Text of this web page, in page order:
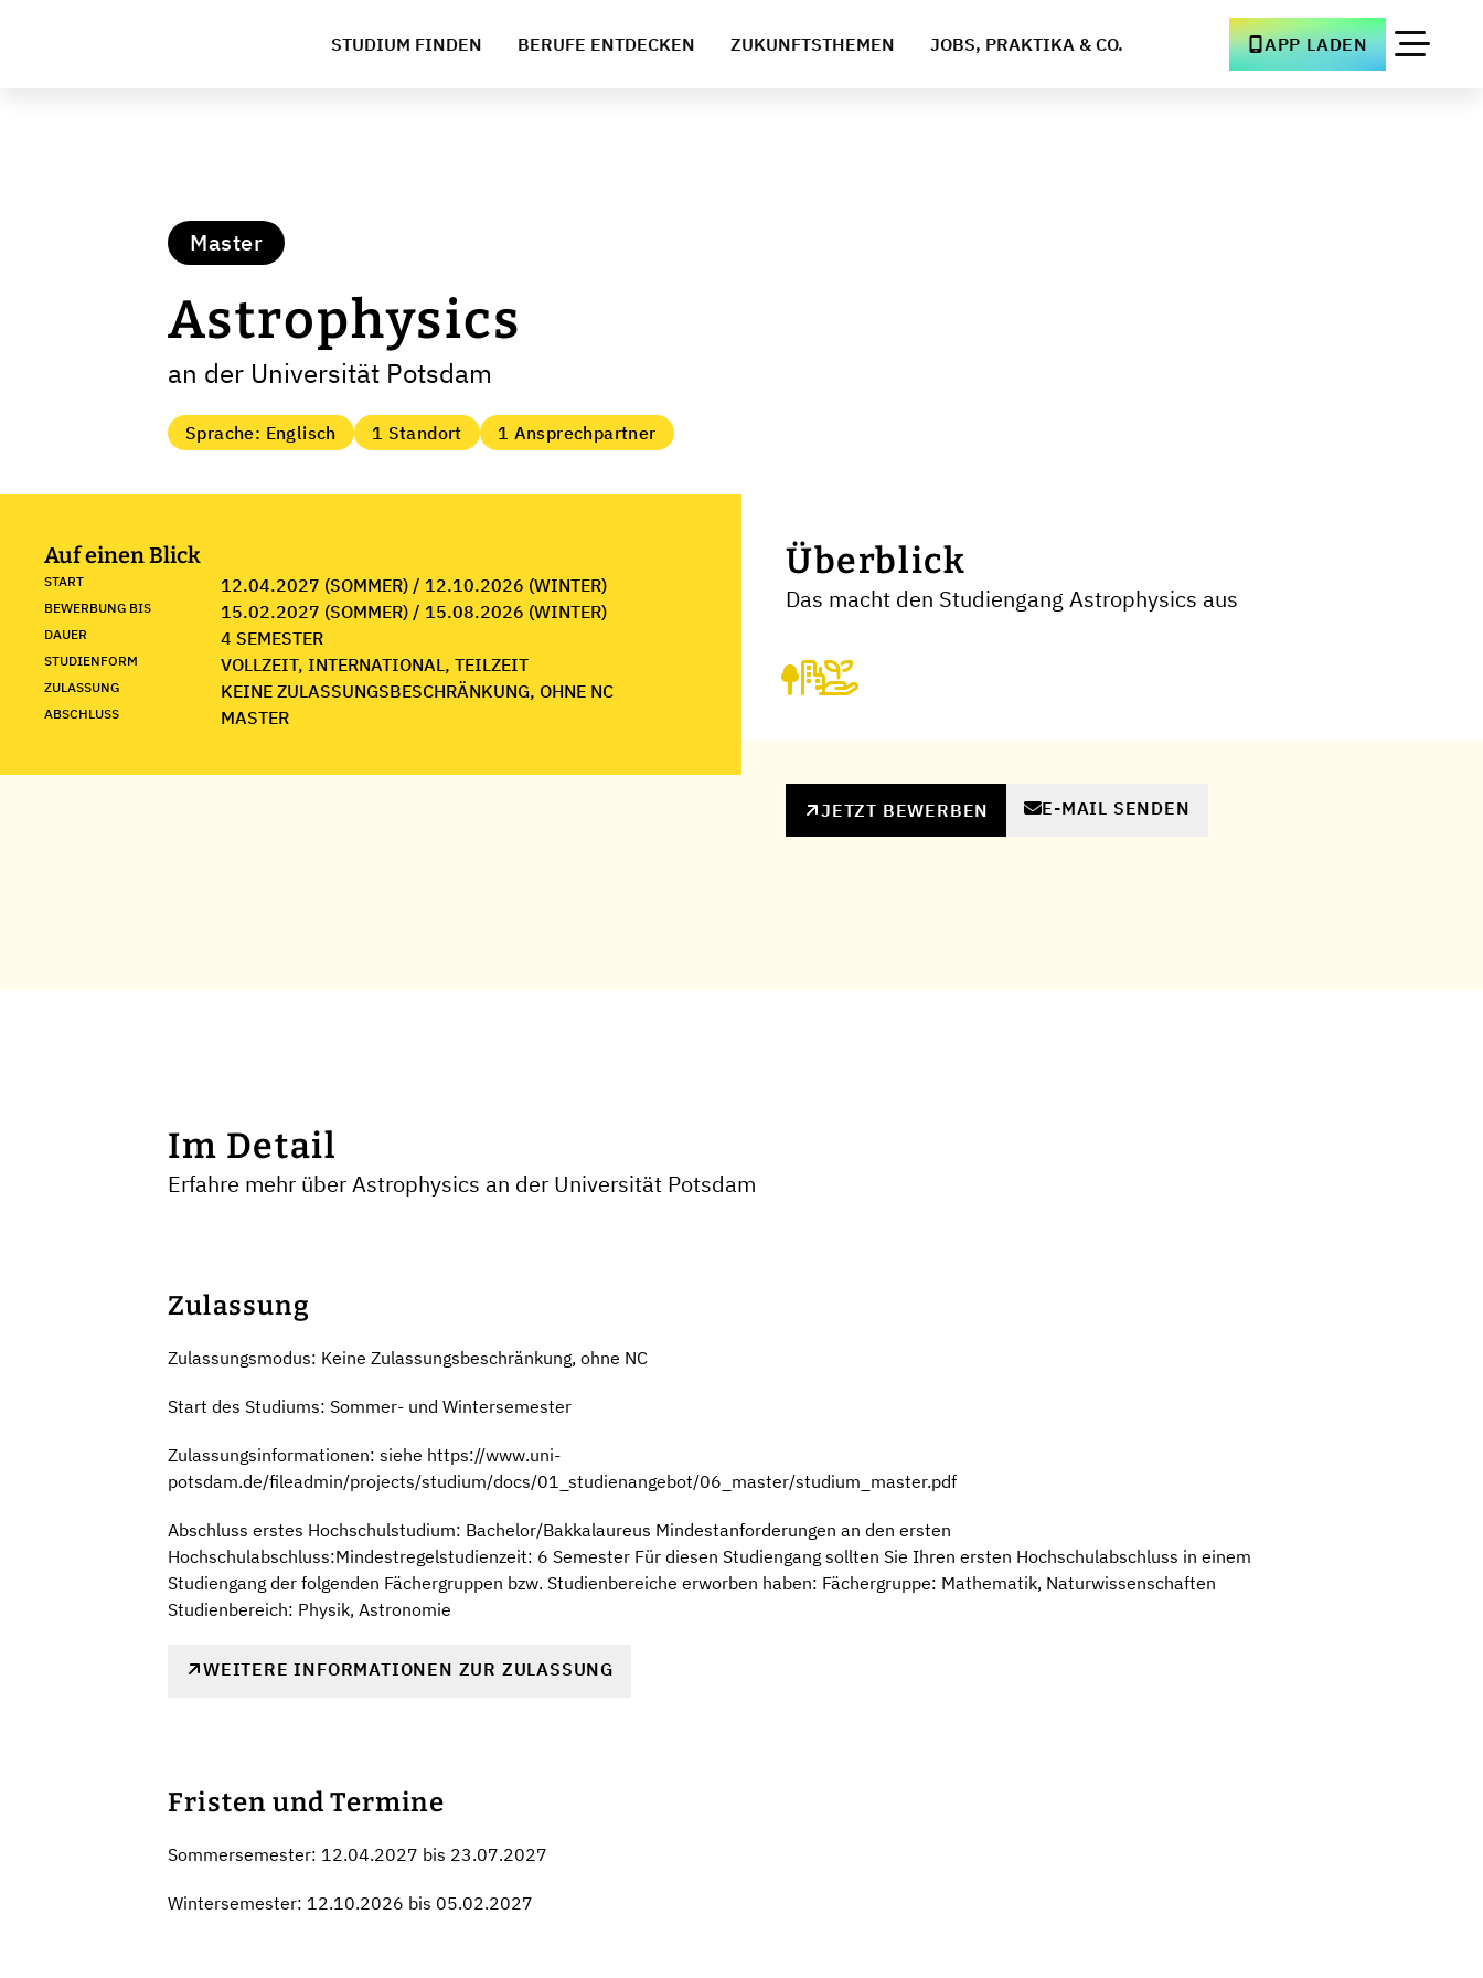
STUDIUM FINDEN BERUFE ENTDECKEN ZUKUNFTSTHEMEN JOBS, PRAKTIKA & CO. APP LADEN
Master
Astrophysics
an der Universität Potsdam
Sprache: Englisch 1 Standort 1 Ansprechpartner
Auf einen Blick
START 12.04.2027 (SOMMER) / 12.10.2026 (WINTER)
BEWERBUNG BIS 15.02.2027 (SOMMER) / 15.08.2026 (WINTER)
DAUER 4 SEMESTER
STUDIENFORM VOLLZEIT, INTERNATIONAL, TEILZEIT
ZULASSUNG KEINE ZULASSUNGSBESCHRÄNKUNG, OHNE NC
ABSCHLUSS MASTER
Überblick
Das macht den Studiengang Astrophysics aus
JETZT BEWERBEN E-MAIL SENDEN
Im Detail
Erfahre mehr über Astrophysics an der Universität Potsdam
Zulassung
Zulassungsmodus: Keine Zulassungsbeschränkung, ohne NC
Start des Studiums: Sommer- und Wintersemester
Zulassungsinformationen: siehe https://www.uni-
potsdam.de/fileadmin/projects/studium/docs/01_studienangebot/06_master/studium_master.pdf
Abschluss erstes Hochschulstudium: Bachelor/Bakkalaureus Mindestanforderungen an den ersten
Hochschulabschluss:Mindestregelstudienzeit: 6 Semester Für diesen Studiengang sollten Sie Ihren ersten Hochschulabschluss in einem
Studiengang der folgenden Fächergruppen bzw. Studienbereiche erworben haben: Fächergruppe: Mathematik, Naturwissenschaften
Studienbereich: Physik, Astronomie
WEITERE INFORMATIONEN ZUR ZULASSUNG
Fristen und Termine
Sommersemester: 12.04.2027 bis 23.07.2027
Wintersemester: 12.10.2026 bis 05.02.2027